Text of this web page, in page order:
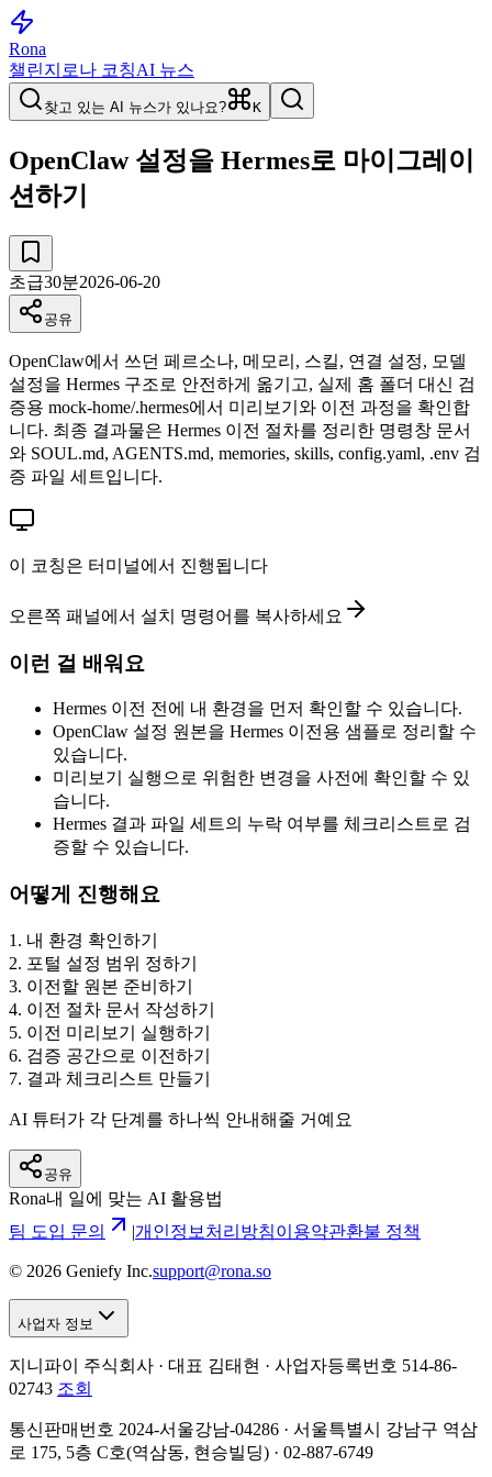
Rona
챌린지 로나 코칭AI 뉴스
찾고 있는 AI 뉴스가 있나요? K
OpenClaw 설정을 Hermes로 마이그레이
션하기
초급30분2026-06-20
공유
OpenClaw에서 쓰던 페르소나, 메모리, 스킬, 연결 설정, 모델
설정을 Hermes 구조로 안전하게 옮기고, 실제 홈 폴더 대신 검
증용 mock-home/.hermes에서 미리보기와 이전 과정을 확인합
니다. 최종 결과물은 Hermes 이전 절차를 정리한 명령창 문서
와 SOUL.md, AGENTS.md, memories, skills, config.yaml, .env 검
증 파일 세트입니다.
이 코칭은 터미널에서 진행됩니다
오른쪽 패널에서 설치 명령어를 복사하세요
이런 걸 배워요
Hermes 이전 전에 내 환경을 먼저 확인할 수 있습니다.
OpenClaw 설정 원본을 Hermes 이전용 샘플로 정리할 수
있습니다.
미리보기 실행으로 위험한 변경을 사전에 확인할 수 있
습니다.
Hermes 결과 파일 세트의 누락 여부를 체크리스트로 검
증할 수 있습니다.
어떻게 진행해요
1 . 내 환경 확인하기
2. 포털 설정 범위 정하기
3. 이전할 원본 준비하기
4. 이전 절차 문서 작성하기
5. 이전 미리보기 실행하기
6. 검증 공간으로 이전하기
7. 결과 체크리스트 만들기
AI 튜터가 각 단계를 하나씩 안내해줄 거예요
공유
Rona내 일에 맞는 AI 활용법
팀 도입 문의
|개인정보처리방침이용약관환불 정책
© 2026 Geniefy Inc.support@rona.so
사업자 정보
지니파이 주식회사 · 대표 김태현 · 사업자등록번호 514-86-
02743 조회
통신판매번호 2024-서울강남-04286 · 서울특별시 강남구 역삼
로 175, 5층 C호(역삼동, 현승빌딩) · 02-887-6749